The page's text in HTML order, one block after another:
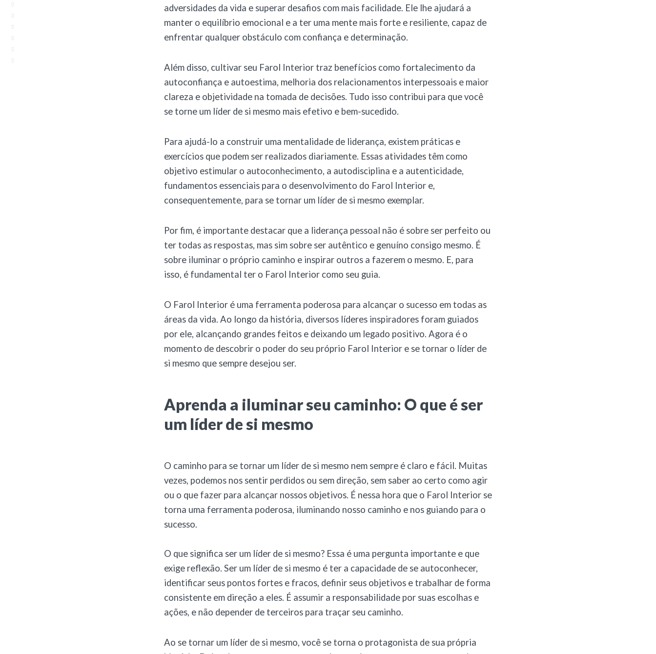
adversidades da vida e superar desafios com mais facilidade. Ele lhe ajudará a
manter o equilíbrio emocional e a ter uma mente mais forte e resiliente, capaz de
enfrentar qualquer obstáculo com confiança e determinação.
Além disso, cultivar seu Farol Interior traz benefícios como fortalecimento da
autoconfiança e autoestima, melhoria dos relacionamentos interpessoais e maior
clareza e objetividade na tomada de decisões. Tudo isso contribui para que você
se torne um líder de si mesmo mais efetivo e bem-sucedido.
Para ajudá-lo a construir uma mentalidade de liderança, existem práticas e
exercícios que podem ser realizados diariamente. Essas atividades têm como
objetivo estimular o autoconhecimento, a autodisciplina e a autenticidade,
fundamentos essenciais para o desenvolvimento do Farol Interior e,
consequentemente, para se tornar um líder de si mesmo exemplar.
Por fim, é importante destacar que a liderança pessoal não é sobre ser perfeito ou
ter todas as respostas, mas sim sobre ser autêntico e genuíno consigo mesmo. É
sobre iluminar o próprio caminho e inspirar outros a fazerem o mesmo. E, para
isso, é fundamental ter o Farol Interior como seu guia.
O Farol Interior é uma ferramenta poderosa para alcançar o sucesso em todas as
áreas da vida. Ao longo da história, diversos líderes inspiradores foram guiados
por ele, alcançando grandes feitos e deixando um legado positivo. Agora é o
momento de descobrir o poder do seu próprio Farol Interior e se tornar o líder de
si mesmo que sempre desejou ser.
Aprenda a iluminar seu caminho: O que é ser
um líder de si mesmo
O caminho para se tornar um líder de si mesmo nem sempre é claro e fácil. Muitas
vezes, podemos nos sentir perdidos ou sem direção, sem saber ao certo como agir
ou o que fazer para alcançar nossos objetivos. É nessa hora que o Farol Interior se
torna uma ferramenta poderosa, iluminando nosso caminho e nos guiando para o
sucesso.
O que significa ser um líder de si mesmo? Essa é uma pergunta importante e que
exige reflexão. Ser um líder de si mesmo é ter a capacidade de se autoconhecer,
identificar seus pontos fortes e fracos, definir seus objetivos e trabalhar de forma
consistente em direção a eles. É assumir a responsabilidade por suas escolhas e
ações, e não depender de terceiros para traçar seu caminho.
Ao se tornar um líder de si mesmo, você se torna o protagonista de sua própria